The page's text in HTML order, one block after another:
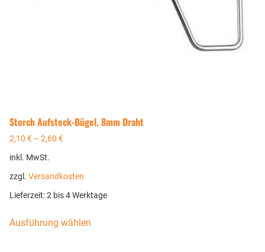
Storch Aufsteck-Bügel, 8mm Draht
2,10 € – 2,60 €
inkl. MwSt.
zzgl. Versandkosten
Lieferzeit:2 bis 4 Werktage
Ausführung wählen